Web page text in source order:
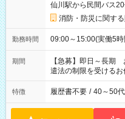
仙川駅から民間バス
消防・防災に関す
勤務時間 09:00～15:00(実働5
期間
【急募】即日～長
遣法の制限を受ける
特徴 履歴書不要 / 40～50